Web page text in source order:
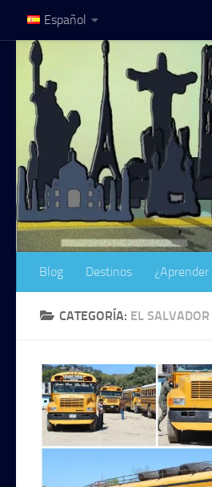
Saltar al contenido
Español
Blog Destinos
CATEGORÍA: EL SALVADOR